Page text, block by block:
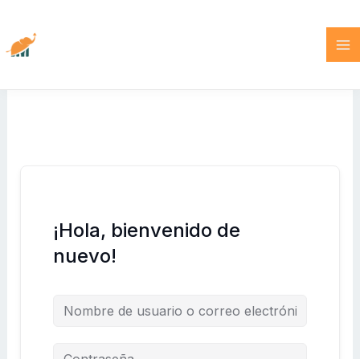
contenido
¡Hola, bienvenido de
nuevo!